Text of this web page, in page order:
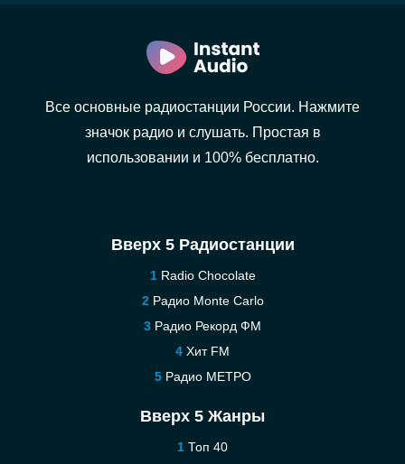
Все основные радиостанции России. Нажмите
значок радио и слушать. Простая в
использовании и 100% бесплатно.
Вверх 5 Радиостанции
Radio Chocolate
Радио Monte Carlo
Радио Рекорд ФМ
Хит FM
Радио МЕТРО
Вверх 5 Жанры
Топ 40